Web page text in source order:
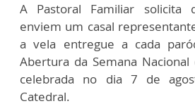
A Pastoral Familiar solicita
enviem um casal
a vela entregue a cada
Abertura da Semana
celebrada no dia 7 de
Catedral.